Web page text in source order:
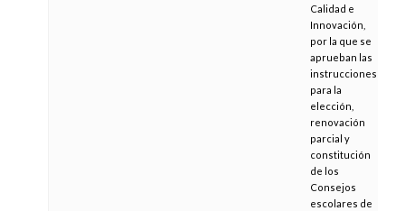
Calidad e
Innovación,
por la que se
aprueban las
instrucciones
para la
elección,
renovación
parcial y
constitución
de los
Consejos
escolares de